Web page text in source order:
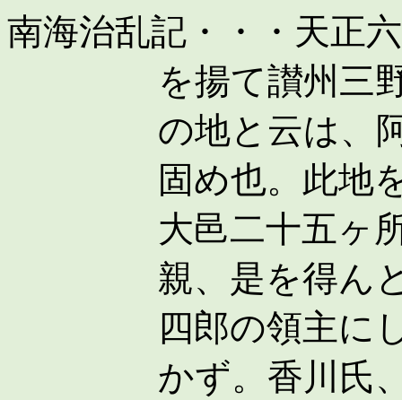
南海治乱記・・・天正
を揚て讃州三
の地と云は、
固め也。此地
大邑二十五ヶ
親、是を得ん
四郎の領主に
かず。香川氏